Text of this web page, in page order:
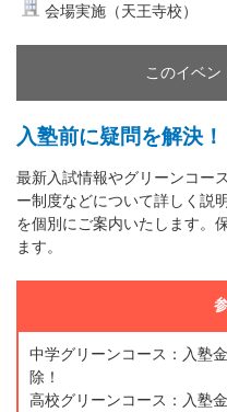
会場実施（天王寺校）
このイベン
入塾前に疑問を解決！
最新入試情報やグリーンコー
ー制度などについて詳しく説
を個別にご案内いたします。
ます。
中学グリーンコース：入塾
除！
高校グリーンコース：入塾